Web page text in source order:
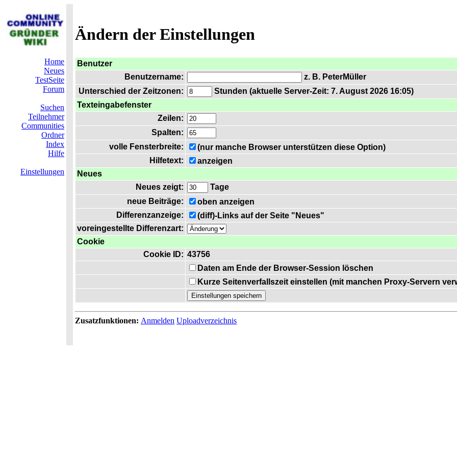
Ändern der Einstellungen
Home
Neues
TestSeite
Forum
Suchen
Teilnehmer
Communities
Ordner
Index
Hilfe
Einstellungen
Benutzer
Benutzername:
z. B. PeterMüller
Unterschied der Zeitzonen:
Stunden (aktuelle Server-Zeit: 7. August 2026 16:05)
Texteingabefenster
Zeilen:
Spalten:
volle Fensterbreite:
(nur manche Browser unterstützen diese Option)
Hilfetext:
anzeigen
Neues
Neues zeigt:
Tage
neue Beiträge:
oben anzeigen
Differenzanzeige:
(diff)-Links auf der Seite "Neues"
voreingestellte Differenzart:
Cookie
Cookie ID: 43756
Daten am Ende der Browser-Session löschen
Kurze Seitenverfallszeit einstellen (mit manchen Proxy-Servern
Zusatzfunktionen: Anmelden Uploadverzeichnis